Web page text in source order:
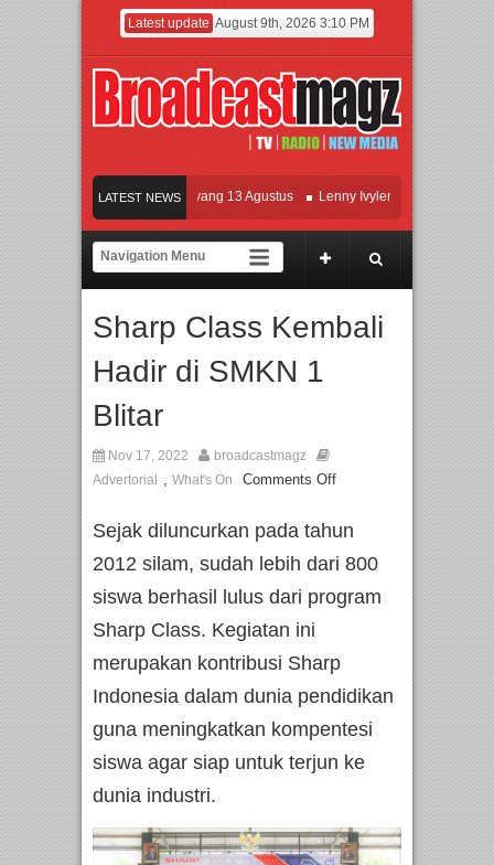
Latest update August 9th, 2026 3:10 PM
LATEST NEWS
KETOK MEJIK Siap Tayang 13 Agustus Lenny Ivylen: 26 Tahun Jaga
dan Universitas Agung Podomoro Jalin Kerja Sama Pendidikan dan Riset untuk
Sharp Class Kembali
Hadir di SMKN 1
Blitar
Nov 17, 2022
broadcastmagz
Advertorial
, What's On Comments Off
Sejak diluncurkan pada tahun
2012 silam, sudah lebih dari 800
siswa berhasil lulus dari program
Sharp Class. Kegiatan ini
merupakan kontribusi Sharp
Indonesia dalam dunia pendidikan
guna meningkatkan kompentesi
siswa agar siap untuk terjun ke
dunia industri.